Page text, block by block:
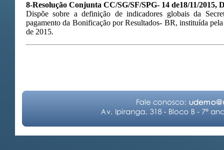
8-Resolução Conjunta CC/SG/SF/SPG- 14 de18/11/2015,
Dispõe sobre a definição de indicadores globais da
pagamento da Bonificação por Resultados- BR, instituída
de 2015.